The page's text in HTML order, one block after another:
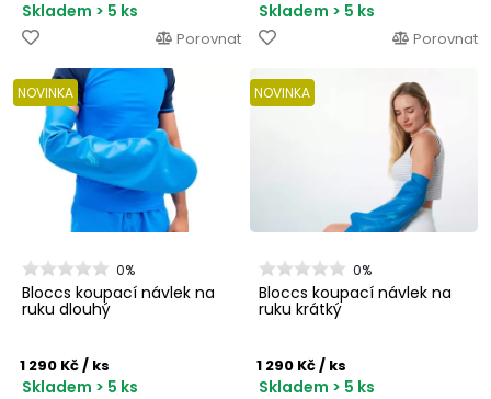
Skladem > 5 ks
Porovnat
Skladem > 5 ks
Porovnat
NOVINKA
0%
Bloccs koupací návlek na
ruku dlouhý
1 290 Kč/ ks
Skladem > 5 ks
NOVINKA
0%
Bloccs koupací návlek na
ruku krátký
1 290 Kč/ ks
Skladem > 5 ks